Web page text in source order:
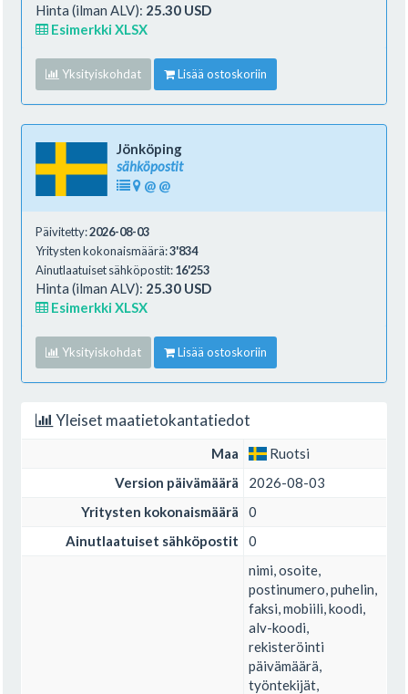
Hinta (ilman ALV): 25.30 USD
Esimerkki XLSX
Yksityiskohdat Lisää ostoskoriin
Jönköping
sähköpostit
@ @
Päivitetty:2026-08-03
Yritysten kokonaismäärä:3'834
Ainutlaatuiset sähköpostit:16'253
Hinta (ilman ALV): 25.30 USD
Esimerkki XLSX
Yksityiskohdat Lisää ostoskoriin
Yleiset maatietokantatiedot
Maa
Ruotsi
Version päivämäärä
2026-08-03
Yritysten kokonaismäärä
0
Ainutlaatuiset sähköpostit
0
nimi, osoite,
postinumero, puhelin,
faksi, mobiili, koodi,
alv-koodi,
rekisteröinti
päivämäärä,
työntekijät,